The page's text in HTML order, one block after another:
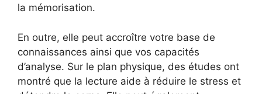
la mémorisation.
En outre, elle peut accroître votre base de
connaissances ainsi que vos capacités
d’analyse. Sur le plan physique, des études ont
montré que la lecture aide à réduire le stress et